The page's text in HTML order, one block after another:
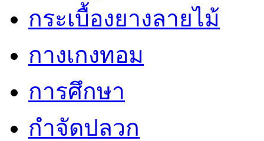
กระเบื้องยางลายไม้
กางเกงทอม
การศึกษา
กำจัดปลวก